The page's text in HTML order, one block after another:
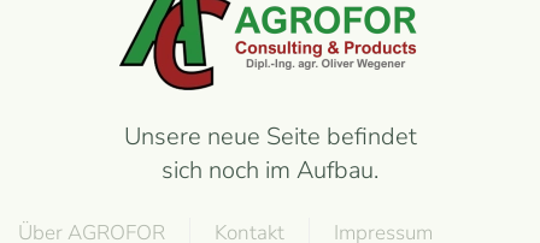
Unsere neue Seite befindet
sich noch im Aufbau.
Über AGROFOR Kontakt Impressum